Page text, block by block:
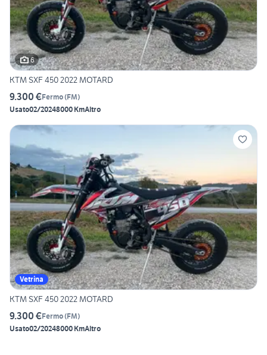
6
KTM SXF 450 2022 MOTARD
9.300 €Fermo(FM)
Usato02/20248000 KmAltro
Vetrina
KTM SXF 450 2022 MOTARD
9.300 €Fermo(FM)
Usato02/20248000 KmAltro